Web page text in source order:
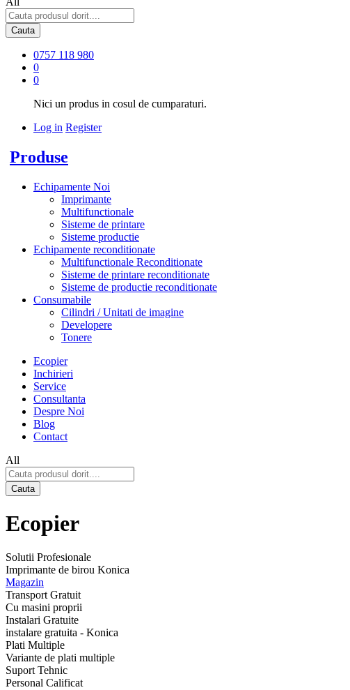
Cauta
0757 118 980
0
0
Nici un produs in cosul de cumparaturi.
Log in Register
Produse
Echipamente Noi
Imprimante
Multifunctionale
Sisteme de printare
Sisteme productie
Echipamente reconditionate
Multifunctionale Reconditionate
Sisteme de printare reconditionate
Sisteme de productie reconditionate
Consumabile
Cilindri / Unitati de imagine
Developere
Tonere
Ecopier
Inchirieri
Service
Consultanta
Despre Noi
Blog
Contact
All
Cauta
Ecopier
Solutii Profesionale
Imprimante de birou Konica
Magazin
Transport Gratuit
Cu masini proprii
Instalari Gratuite
instalare gratuita - Konica
Plati Multiple
Variante de plati multiple
Suport Tehnic
Personal Calificat